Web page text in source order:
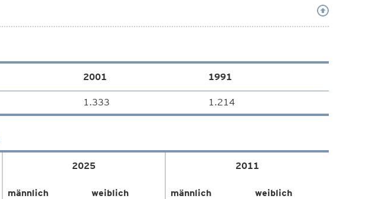
2001 1991
1.333 1.214
2025 2011
männlich weiblich männlich weiblich